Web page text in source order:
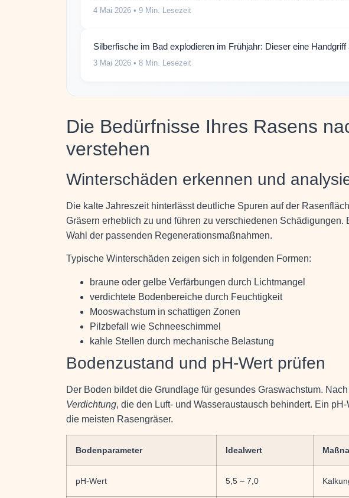
4 Mai 2026 • 9 Min. Lesezeit
Silberfische im Bad explodieren im Frühjahr: Dieser eine
3 Mai 2026 • 8 Min. Lesezeit
Die Bedürfnisse Ihres Rasens
verstehen
Winterschäden erkennen und
Die kalte Jahreszeit hinterlässt deutliche Spuren auf der
Gräsern erheblich zu und führen zu verschiedenen
Wahl der passenden Regenerationsmaßnahmen.
Typische Winterschäden zeigen sich in folgenden Formen:
braune oder gelbe Verfärbungen durch Lichtmangel
verdichtete Bodenbereiche durch Feuchtigkeit
Mooswachstum in schattigen Zonen
Pilzbefall wie Schneeschimmel
kahle Stellen durch mechanische Belastung
Bodenzustand und pH-Wert prüfen
Der Boden bildet die Grundlage für gesundes Graswachstum.
Verdichtung, die den Luft- und Wasseraustausch behindert. Ein
die meisten Rasengräser.
Bodenparameter Idealwert
pH-Wert 5,5 – 7,0